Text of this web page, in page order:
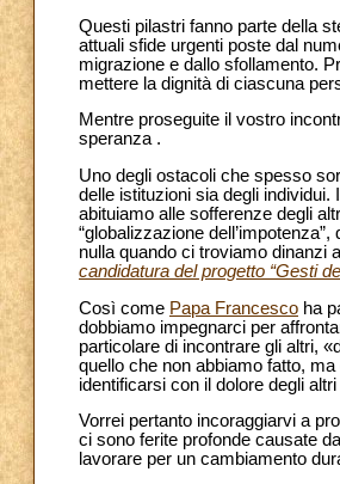
Questi pilastri fanno parte della
attuali sfide urgenti poste dal
migrazione e dallo sfollamento.
mettere la dignità di ciascuna
Mentre proseguite il vostro
speranza .
Uno degli ostacoli che spesso
delle istituzioni sia degli individui.
abituiamo alle sofferenze degli
“globalizzazione
nulla quando ci troviamo dinanzi
candidatura del progetto “Gesti
Così come Papa Francesco ha
dobbiamo impegnarci per
particolare di incontrare gli altri,
quello che non abbiamo fatto,
identificarsi con il dolore degli
Vorrei pertanto incoraggiarvi a
ci sono ferite profonde causate
lavorare per un cambiamento